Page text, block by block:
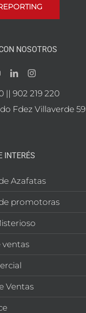
NOSOTROS
|| 902 219 220
Fdez Villaverde
INTERÉS
Azafatas
promotoras
ventas
Ventas